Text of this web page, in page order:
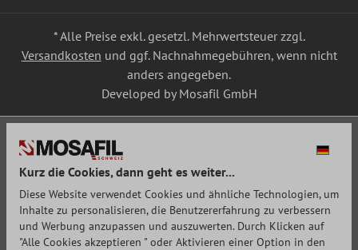
* Alle Preise exkl. gesetzl. Mehrwertsteuer zzgl.
Versandkosten und ggf. Nachnahmegebühren, wenn nicht
anders angegeben.
Developed by Mosafil GmbH
Kurz die Cookies, dann geht es weiter...
Diese Website verwendet Cookies und ähnliche Technologien, um
Inhalte zu personalisieren, die Benutzererfahrung zu verbessern
und Werbung anzupassen und auszuwerten. Durch Klicken auf
"Alle Cookies akzeptieren " oder Aktivieren einer Option in den